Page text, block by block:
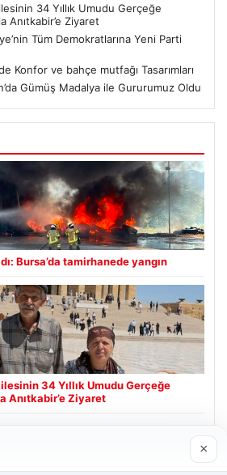
34 Yıllık Umudu Gerçeğe
Anıtkabir’e Ziyaret
Tüm Demokratlarına Yeni Parti
Konfor ve bahçe mutfağı Tasarımları
Gümüş Madalya ile Gururumuz Oldu
Bursa’da tamirhanede yangın
34 Yıllık Umudu Gerçeğe
Anıtkabir’e Ziyaret
×